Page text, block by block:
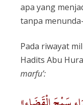
apa yang
tanpa
Pada riwayat
Hadits Abu
marfu’: